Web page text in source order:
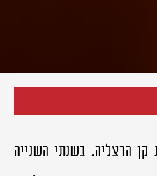
הרצליה. בשנתי השנייה